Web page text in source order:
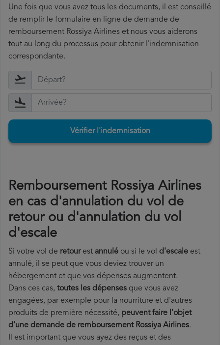
Une fois que vous avez tous les documents, il est conseillé
de remplir le formulaire en ligne de demande de
remboursement Rossiya Airlines et nous vous aiderons
tout au long du processus pour obtenir l'indemnisation
correspondante.
Vérifier l'indemnisation
Remboursement Rossiya Airlines
en cas d'annulation du vol de
retour ou d'annulation du vol
d'escale
Si votre vol de retourest annulé ou si le vol d'escale est
annulé, il se peut que vous deviez trouver un
hébergement et que vos dépenses augmentent.
Dans ces cas, toutes les dépenses que vous avez
engagées, par exemple pour la nourriture et d'autres
produits de première nécessité, peuvent faire l'objet
d'une demande de remboursement Rossiya Airlines.
Il est important que vous ayez des reçus et des